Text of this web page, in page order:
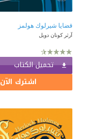
قضايا شيرلوك هولمز
آرثر كونان دويل
تحميل الكتاب
اشترك الآن